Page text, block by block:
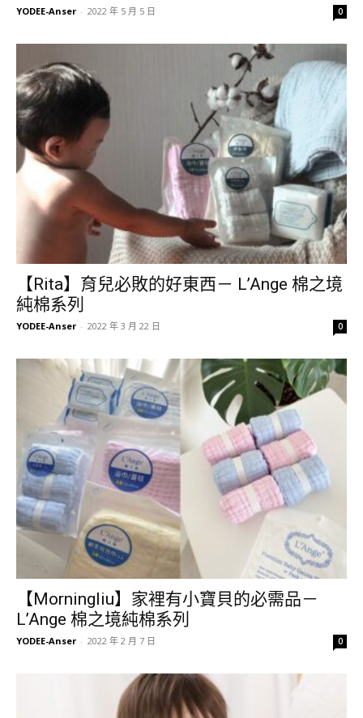
YODEE-Anser - 2022 年 5 月 5 日 0
【Rita】育兒必敗的好東西－ L’Ange 棉之境
純棉系列
YODEE-Anser - 2022 年 3 月 22 日 0
【Morningliu】家裡有小寶貝的必需品－
L’Ange 棉之境純棉系列
YODEE-Anser - 2022 年 2 月 7 日 0